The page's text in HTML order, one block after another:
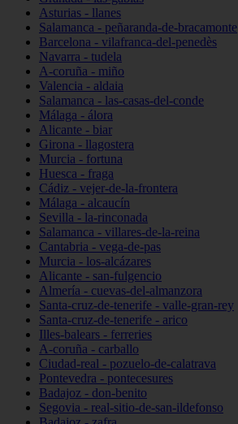
Asturias - llanes
Salamanca - peñaranda-de-bracamonte
Barcelona - vilafranca-del-penedès
Navarra - tudela
A-coruña - miño
Valencia - aldaia
Salamanca - las-casas-del-conde
Málaga - álora
Alicante - biar
Girona - llagostera
Murcia - fortuna
Huesca - fraga
Cádiz - vejer-de-la-frontera
Málaga - alcaucín
Sevilla - la-rinconada
Salamanca - villares-de-la-reina
Cantabria - vega-de-pas
Murcia - los-alcázares
Alicante - san-fulgencio
Almería - cuevas-del-almanzora
Santa-cruz-de-tenerife - valle-gran-rey
Santa-cruz-de-tenerife - arico
Illes-balears - ferreries
A-coruña - carballo
Ciudad-real - pozuelo-de-calatrava
Pontevedra - pontecesures
Badajoz - don-benito
Segovia - real-sitio-de-san-ildefonso